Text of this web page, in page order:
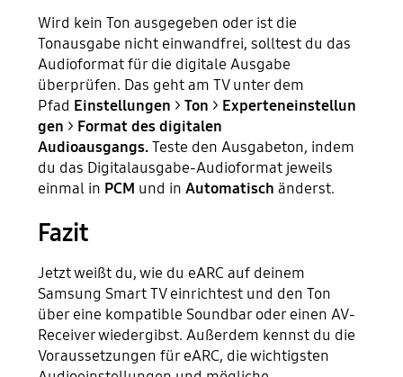
Wird kein Ton ausgegeben oder ist die
Tonausgabe nicht einwandfrei, solltest du das
Audioformat für die digitale Ausgabe
überprüfen. Das geht am TV unter dem
Pfad Einstellungen >Ton > Experteneinstellun
gen > Format des digitalen
Audioausgangs.Teste den Ausgabeton, indem
du das Digitalausgabe-Audioformat jeweils
einmal in PCM und inAutomatisch änderst.
Fazit
Jetzt weißt du, wie du eARC auf deinem
Samsung Smart TV einrichtest und den Ton
über eine kompatible Soundbar oder einen AV-
Receiver wiedergibst. Außerdem kennst du die
Voraussetzungen für eARC, die wichtigsten